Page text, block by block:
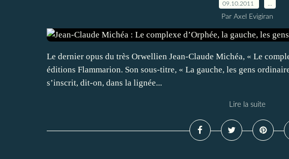
09.10.2011
Par Axel Evigiran
Le dernier opus du très Orwellien Jean-Claude Michéa, « Le
éditions Flammarion. Son sous-titre, « La gauche, les gens
s’inscrit, dit-on, dans la lignée...
Lire la suite